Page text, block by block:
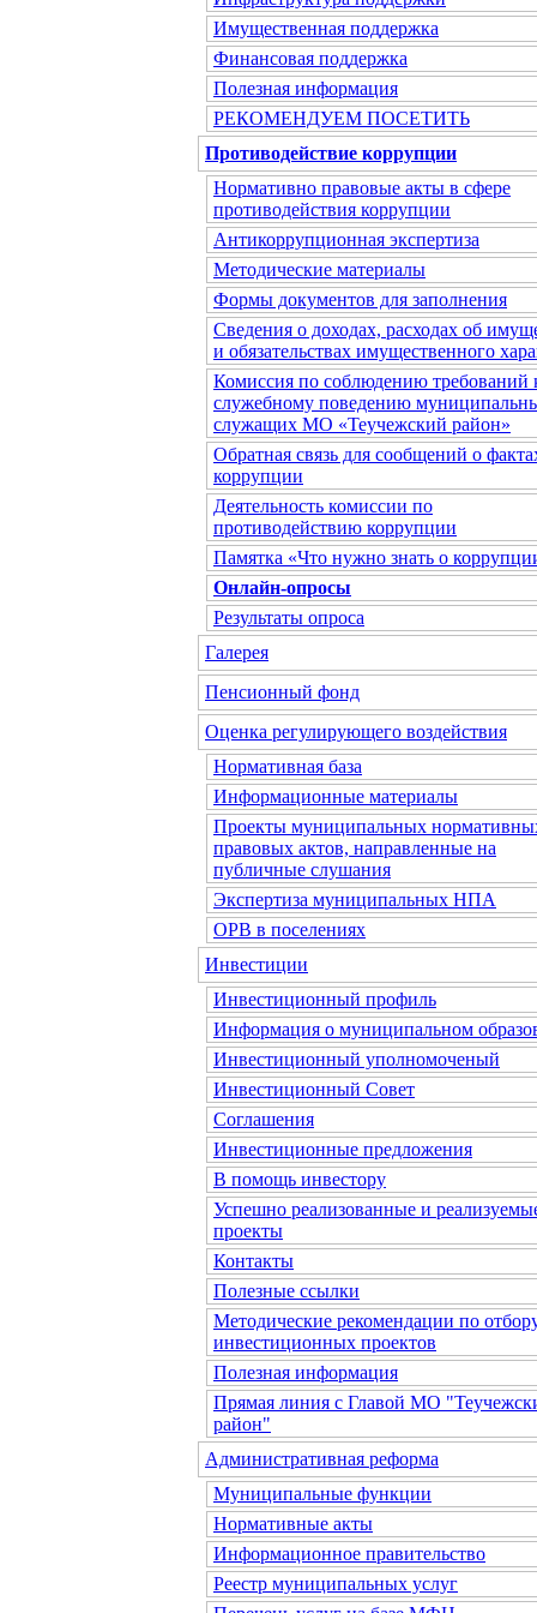
Имущественная поддержка
Финансовая поддержка
Полезная информация
РЕКОМЕНДУЕМ ПОСЕТИТЬ
Противодействие коррупции
Нормативно правовые акты в сфере
противодействия коррупции
Антикоррупционная экспертиза
Методические материалы
Формы документов для заполнения
Сведения о доходах, расходах об
и обязательствах имущественного
Комиссия по соблюдению требований
служебному поведению
служащих МО «Теучежский район»
Обратная связь для сообщений о
коррупции
Деятельность комиссии по
противодействию коррупции
Памятка «Что нужно знать о
Онлайн-опросы
Результаты опроса
Галерея
Пенсионный фонд
Оценка регулирующего воздействия
Нормативная база
Информационные материалы
Проекты муниципальных
правовых актов, направленные на
публичные слушания
Экспертиза муниципальных НПА
ОРВ в поселениях
Инвестиции
Инвестиционный профиль
Информация о муниципальном
Инвестиционный уполномоченый
Инвестиционный Совет
Соглашения
Инвестиционные предложения
В помощь инвестору
Успешно реализованные и
проекты
Контакты
Полезные ссылки
Методические рекомендации по
инвестиционных проектов
Полезная информация
Прямая линия с Главой МО
район"
Административная реформа
Муниципальные функции
Нормативные акты
Информационное правительство
Реестр муниципальных услуг